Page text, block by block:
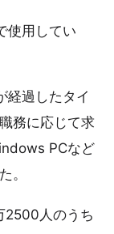
使用してい
経過したタイ
務に応じて求
PCなど
。
2500人のうち